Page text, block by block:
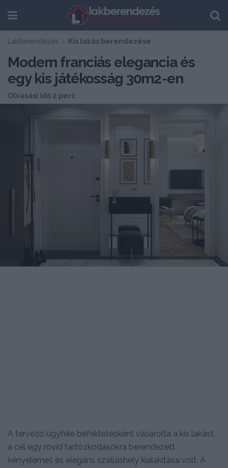
Lakberendezés Kis lakás berendezése
Modern franciás elegancia és
egy kis játékosság 30m2-en
Olvasási idő 2 perc
A tervező ügyfele befektetésként vásárolta a kis lakást,
a cél egy rövid tartózkodásokra berendezett
kényelemes és elegáns szálláshely kialakítása volt. A